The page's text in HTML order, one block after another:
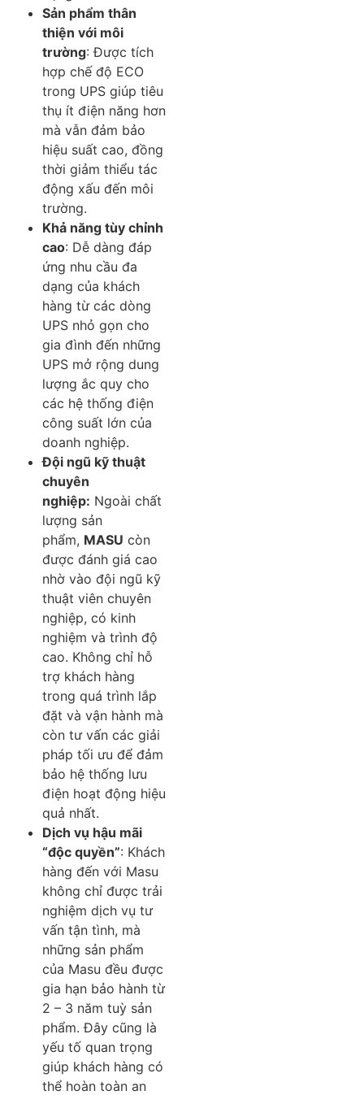
Sản phẩm thân
thiện với môi
trường: Được tích
hợp chế độ ECO
trong UPS giúp tiêu
thụ ít điện năng hơn
mà vẫn đảm bảo
hiệu suất cao, đồng
thời giảm thiểu tác
động xấu đến môi
trường.
Khả năng tùy chỉnh
cao: Dễ dàng đáp
ứng nhu cầu đa
dạng của khách
hàng từ các dòng
UPS nhỏ gọn cho
gia đình đến những
UPS mở rộng dung
lượng ắc quy cho
các hệ thống điện
công suất lớn của
doanh nghiệp.
Đội ngũ kỹ thuật
chuyên
nghiệp: Ngoài chất
lượng sản
phẩm, MASU còn
được đánh giá cao
nhờ vào đội ngũ kỹ
thuật viên chuyên
nghiệp, có kinh
nghiệm và trình độ
cao. Không chỉ hỗ
trợ khách hàng
trong quá trình lắp
đặt và vận hành mà
còn tư vấn các giải
pháp tối ưu để đảm
bảo hệ thống lưu
điện hoạt động hiệu
quả nhất.
Dịch vụ hậu mãi
“độc quyền”: Khách
hàng đến với Masu
không chỉ được trải
nghiệm dịch vụ tư
vấn tận tình, mà
những sản phẩm
của Masu đều được
gia hạn bảo hành từ
2 – 3 năm tuỳ sản
phẩm. Đây cũng là
yếu tố quan trọng
giúp khách hàng có
thể hoàn toàn an